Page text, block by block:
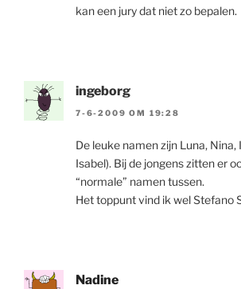
kan een jury dat niet zo bepalen.
ingeborg
7-6-2009 OM 19:28
De leuke namen zijn Luna, Nina,
Isabel). Bij de jongens zitten er
“normale” namen tussen.
Het toppunt vind ik wel Stefano
Nadine